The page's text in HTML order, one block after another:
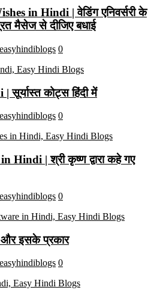
in Hindi | वेडिंग एनिवर्सरी के
मैसेज से दीजिए बधाई
easyhindiblogs 0
कोट्स हिंदी में
easyhindiblogs 0
Hindi | श्री कृष्ण द्वारा कहे गए
easyhindiblogs 0
और इसके प्रकार
easyhindiblogs 0